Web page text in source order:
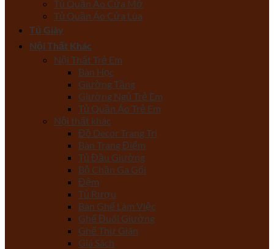
Tủ Quần Áo Cửa Mở
Tủ Quần Áo Cửa Lùa
Tủ Giày
Nội Thất Khác
Nội Thất Trẻ Em
Bàn Học
Giường Tầng
Giường Ngủ Trẻ Em
Tủ Quần Áo Trẻ Em
Nội thất khác
Đồ Decor Trang Trí
Bàn Trang Điểm
Tủ Đầu Giường
Bộ Chăn Ga Gối
Đệm
Tủ Rượu
Bàn Ghế Làm Việc
Ghế Đuôi Giường
Ghế Thư Giãn
Giá Sách